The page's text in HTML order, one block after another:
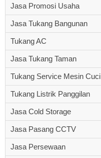
Jasa Promosi Usaha
Jasa Tukang Bangunan
Tukang AC
Jasa Tukang Taman
Tukang Service Mesin Cuci
Tukang Listrik Panggilan
Jasa Cold Storage
Jasa Pasang CCTV
Jasa Persewaan